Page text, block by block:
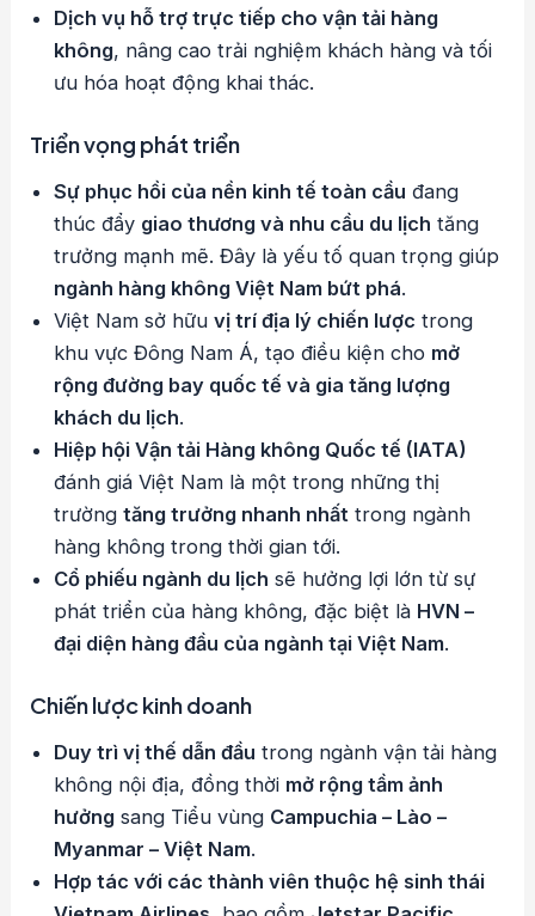
Dịch vụ hỗ trợ trực tiếp cho vận tải hàng
không, nâng cao trải nghiệm khách hàng và tối
ưu hóa hoạt động khai thác.
Triển vọng phát triển
Sự phục hồi của nền kinh tế toàn cầu đang
thúc đẩy giao thương và nhu cầu du lịch tăng
trưởng mạnh mẽ. Đây là yếu tố quan trọng giúp
ngành hàng không Việt Nam bứt phá.
Việt Nam sở hữuvị trí địa lý chiến lược trong
khu vực Đông Nam Á, tạo điều kiện cho mở
rộng đường bay quốc tế và gia tăng lượng
khách du lịch.
Hiệp hội Vận tải Hàng không Quốc tế (IATA)
đánh giá Việt Nam là một trong những thị
trườngtăng trưởng nhanh nhất trong ngành
hàng không trong thời gian tới.
Cổ phiếu ngành du lịch sẽ hưởng lợi lớn từ sự
phát triển của hàng không, đặc biệt là HVN –
đại diện hàng đầu của ngành tại Việt Nam.
Chiến lược kinh doanh
Duy trì vị thế dẫn đầu trong ngành vận tải hàng
không nội địa, đồng thời mở rộng tầm ảnh
hưởng sang Tiểu vùng Campuchia – Lào –
Myanmar – Việt Nam.
Hợp tác với các thành viên thuộc hệ sinh thái